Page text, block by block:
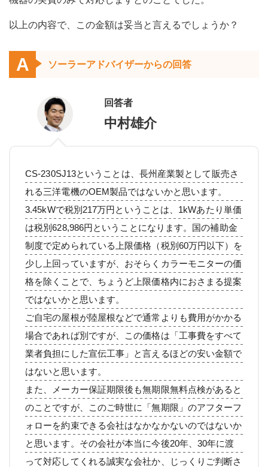
以上の内容で、この金額は妥当と言えるでしょうか？
A ソーラーアドバイザーからの回答
回答者
中村雄介
CS-230SJ13ということは、長州産業製として販売さ
れる三洋電機のOEM製品ではないかと思います。
3.45kWで税別217万円ということは、1kWあたり単価
は税別628,986円ということになります。国の補助金
制度で定められている上限価格（税別60万円以下）を
少し上回っていますが、おそらくカラーモニターの価
格を除くことで、ちょうど上限価格内におさまる提案
ではないかと思います。
ご自宅の屋根が陸屋根などで通常よりも費用がかかる
場合であれば別ですが、この価格は「工事費をすべて
業者負担にした宣伝工事」と言えるほどの安い金額で
はないと思います。
また、メーカー保証期限後も無期限無料点検があると
のことですが、このご時世に「無期限」のアフターフ
ォローを約束できる会社はなかなかないのではないか
と思います。その会社が本当に今後20年、30年に渡
って対応してくれる誠実な会社か、じっくりご判断さ